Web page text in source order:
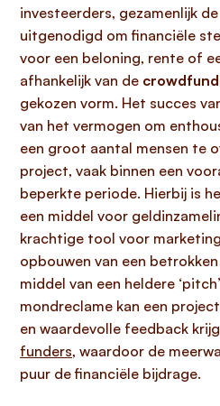
investeerders, gezamenlijk de
uitgenodigd om financiële
voor een beloning, rente of
afhankelijk van de
gekozen vorm. Het succes
van het vermogen om
een groot aantal mensen te
project, vaak binnen een
beperkte periode. Hierbij is
een middel voor
krachtige tool voor
opbouwen van een
middel van een heldere
mondreclame kan een
en waardevolle feedback
funders, waardoor de
puur de financiële bijdrage.